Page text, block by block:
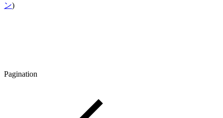
ン)
Pagination